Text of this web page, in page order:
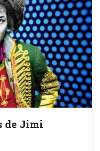
de Jimi